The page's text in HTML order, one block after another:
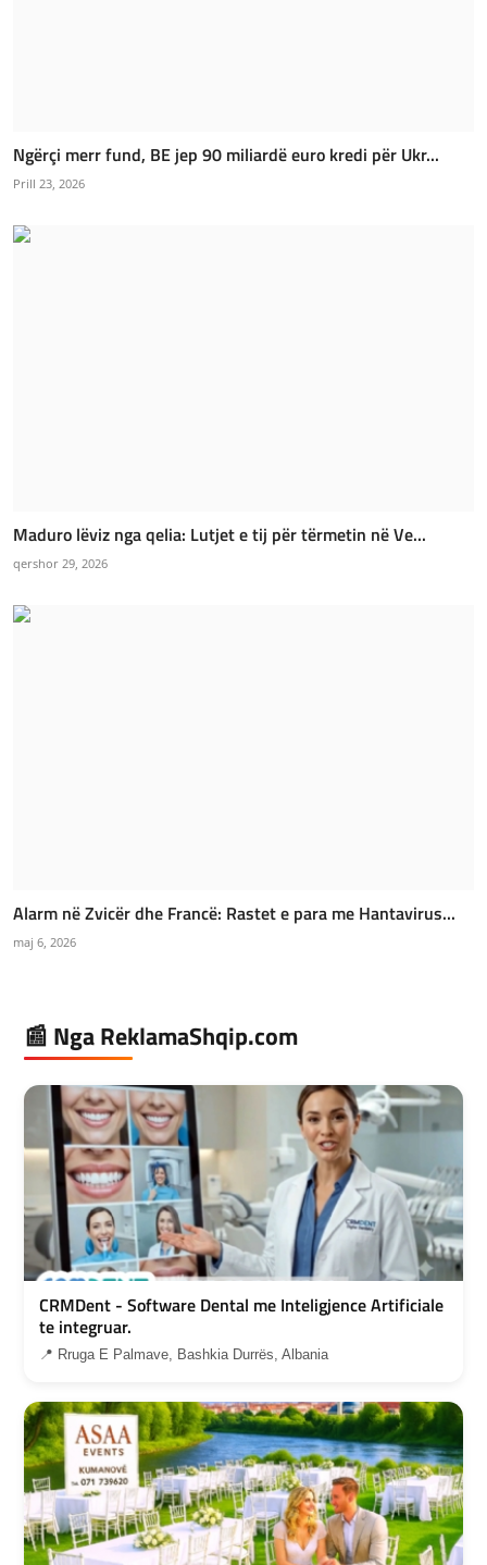
Ngërçi merr fund, BE jep 90 miliardë euro kredi për Ukr...
Prill 23, 2026
Maduro lëviz nga qelia: Lutjet e tij për tërmetin në Ve...
qershor 29, 2026
Alarm në Zvicër dhe Francë: Rastet e para me Hantavirus...
maj 6, 2026
📰 Nga ReklamaShqip.com
CRMDent - Software Dental me Inteligjence Artificiale
te integruar.
📍 Rruga E Palmave, Bashkia Durrës, Albania